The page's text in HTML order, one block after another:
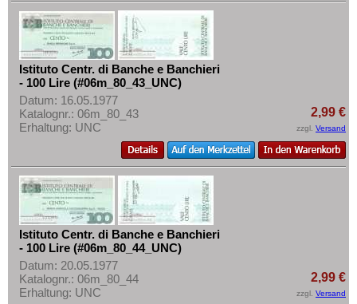
Istituto Centr. di Banche e Banchieri
- 100 Lire (#06m_80_43_UNC)
Datum: 16.05.1977
Katalognr.: 06m_80_43
Erhaltung: UNC
2,99 €
zzgl. Versand
Istituto Centr. di Banche e Banchieri
- 100 Lire (#06m_80_44_UNC)
Datum: 20.05.1977
Katalognr.: 06m_80_44
Erhaltung: UNC
2,99 €
zzgl. Versand